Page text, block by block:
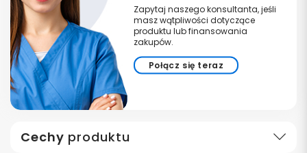
Zapytaj naszego konsultanta, jeśli
masz wątpliwości dotyczące
produktu lub finansowania
zakupów.
Połącz się teraz
Cechy produktu